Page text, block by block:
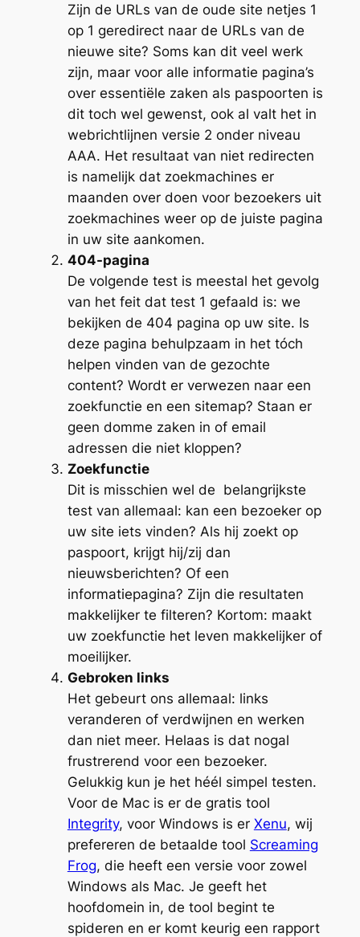
Zijn de URLs van de oude site netjes 1
op 1 geredirect naar de URLs van de
nieuwe site? Soms kan dit veel werk
zijn, maar voor alle informatie pagina’s
over essentiële zaken als paspoorten is
dit toch wel gewenst, ook al valt het in
webrichtlijnen versie 2 onder niveau
AAA. Het resultaat van niet redirecten
is namelijk dat zoekmachines er
maanden over doen voor bezoekers uit
zoekmachines weer op de juiste pagina
in uw site aankomen.
404-pagina
De volgende test is meestal het gevolg
van het feit dat test 1 gefaald is: we
bekijken de 404 pagina op uw site. Is
deze pagina behulpzaam in het tóch
helpen vinden van de gezochte
content? Wordt er verwezen naar een
zoekfunctie en een sitemap? Staan er
geen domme zaken in of email
adressen die niet kloppen?
Zoekfunctie
Dit is misschien wel de belangrijkste
test van allemaal: kan een bezoeker op
uw site iets vinden? Als hij zoekt op
paspoort, krijgt hij/zij dan
nieuwsberichten? Of een
informatiepagina? Zijn die resultaten
makkelijker te filteren? Kortom: maakt
uw zoekfunctie het leven makkelijker of
moeilijker.
Gebroken links
Het gebeurt ons allemaal: links
veranderen of verdwijnen en werken
dan niet meer. Helaas is dat nogal
frustrerend voor een bezoeker.
Gelukkig kun je het héél simpel testen.
Voor de Mac is er de gratis tool
Integrity, voor Windows is er Xenu, wij
prefereren de betaalde tool Screaming
Frog, die heeft een versie voor zowel
Windows als Mac. Je geeft het
hoofdomein in, de tool begint te
spideren en er komt keurig een rapport